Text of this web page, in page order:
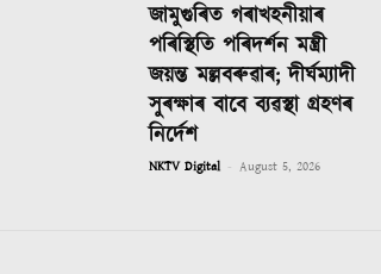
জামুগুৰিত গৰাখহনীয়াৰ
পৰিস্থিতি পৰিদৰ্শন মন্ত্ৰী
জয়ন্ত মল্লবৰুৱাৰ; দীৰ্ঘম্যাদী
সুৰক্ষাৰ বাবে ব্যৱস্থা গ্ৰহণৰ
নিৰ্দেশ
NKTV Digital - August 5, 2026